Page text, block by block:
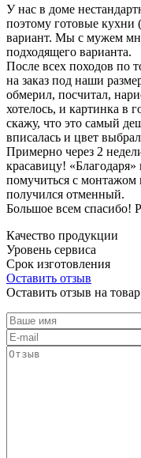
У нас в доме
поэтому готовые
вариант. Мы с мужем
подходящего варианта.
После всех походов по
на заказ под наши
обмерил, посчитал,
хотелось, и картинка в
скажу, что это самый
вписалась и цвет
Примерно через 2
красавицу!
помучиться с монтажом
получился отменный.
Большое всем спасибо!
Качество продукции
Уровень сервиса
Срок изготовления
Оставить отзыв
Оставить отзыв на